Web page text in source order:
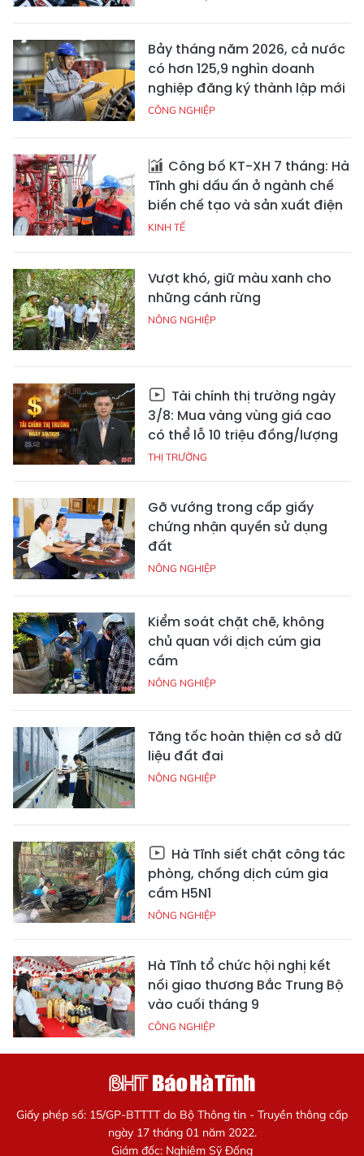
Bảy tháng năm 2026, cả nước
có hơn 125,9 nghìn doanh
nghiệp đăng ký thành lập mới
CÔNG NGHIỆP
Công bố KT-XH 7 tháng: Hà
Tĩnh ghi dấu ấn ở ngành chế
biến chế tạo và sản xuất điện
KINH TẾ
Vượt khó, giữ màu xanh cho
những cánh rừng
NÔNG NGHIỆP
Tài chính thị trường ngày
3/8: Mua vàng vùng giá cao
có thể lỗ 10 triệu đồng/lượng
THỊ TRƯỜNG
Gỡ vướng trong cấp giấy
chứng nhận quyền sử dụng
đất
NÔNG NGHIỆP
Kiểm soát chặt chẽ, không
chủ quan với dịch cúm gia
cầm
NÔNG NGHIỆP
Tăng tốc hoàn thiện cơ sở dữ
liệu đất đai
NÔNG NGHIỆP
Hà Tĩnh siết chặt công tác
phòng, chống dịch cúm gia
cầm H5N1
NÔNG NGHIỆP
Hà Tĩnh tổ chức hội nghị kết
nối giao thương Bắc Trung Bộ
vào cuối tháng 9
CÔNG NGHIỆP
Giấy phép số: 15/GP-BTTTT do Bộ Thông tin - Truyền thông cấp
ngày 17 tháng 01 năm 2022.
Giám đốc: Nghiêm Sỹ Đống